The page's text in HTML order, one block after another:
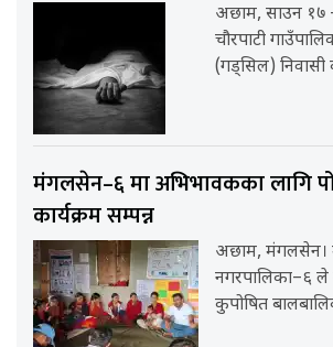
अछाम, साउन
चौरपाटी
(गड्सिल) निवासी
मंगलसेन–६ मा अभिभावकका लागि
कार्यक्रम सम्पन्न
अछाम,
नगरपालिका–६ ले
कुपोषित